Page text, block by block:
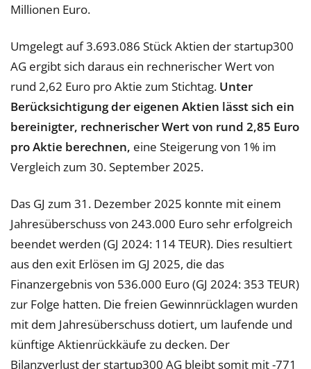
Millionen Euro.
Umgelegt auf 3.693.086 Stück Aktien der startup300
AG ergibt sich daraus ein rechnerischer Wert von
rund 2,62 Euro pro Aktie zum Stichtag. Unter
Berücksichtigung der eigenen Aktien lässt sich ein
bereinigter, rechnerischer Wert von rund 2,85 Euro
pro Aktie berechnen, eine Steigerung von 1% im
Vergleich zum 30. September 2025.
Das GJ zum 31. Dezember 2025 konnte mit einem
Jahresüberschuss von 243.000 Euro sehr erfolgreich
beendet werden (GJ 2024: 114 TEUR). Dies resultiert
aus den exit Erlösen im GJ 2025, die das
Finanzergebnis von 536.000 Euro (GJ 2024: 353 TEUR)
zur Folge hatten. Die freien Gewinnrücklagen wurden
mit dem Jahresüberschuss dotiert, um laufende und
künftige Aktienrückkäufe zu decken. Der
Bilanzverlust der startup300 AG bleibt somit mit -771